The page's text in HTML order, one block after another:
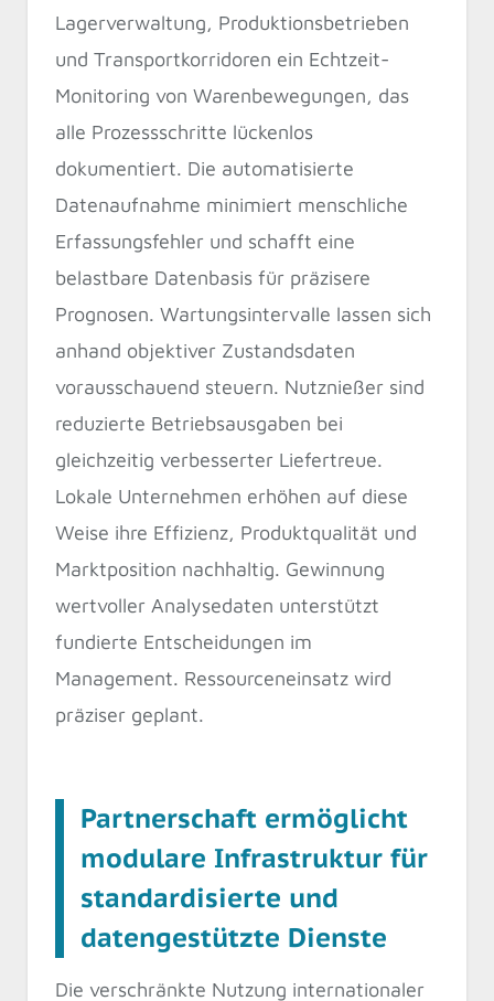
Lagerverwaltung, Produktionsbetrieben
und Transportkorridoren ein Echtzeit-
Monitoring von Warenbewegungen, das
alle Prozessschritte lückenlos
dokumentiert. Die automatisierte
Datenaufnahme minimiert menschliche
Erfassungsfehler und schafft eine
belastbare Datenbasis für präzisere
Prognosen. Wartungsintervalle lassen sich
anhand objektiver Zustandsdaten
vorausschauend steuern. Nutznießer sind
reduzierte Betriebsausgaben bei
gleichzeitig verbesserter Liefertreue.
Lokale Unternehmen erhöhen auf diese
Weise ihre Effizienz, Produktqualität und
Marktposition nachhaltig. Gewinnung
wertvoller Analysedaten unterstützt
fundierte Entscheidungen im
Management. Ressourceneinsatz wird
präziser geplant.
Partnerschaft ermöglicht
modulare Infrastruktur für
standardisierte und
datengestützte Dienste
Die verschränkte Nutzung internationaler